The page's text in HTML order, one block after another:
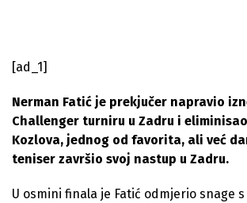
[ad_1]
Nerman Fatić je prekjučer napravio
Challenger turniru u Zadru i
Kozlova, jednog od favorita, ali već
teniser završio svoj nastup u Zadru.
U osmini finala je Fatić odmjerio snage